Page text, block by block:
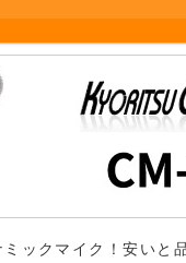
ックマイク！安いと